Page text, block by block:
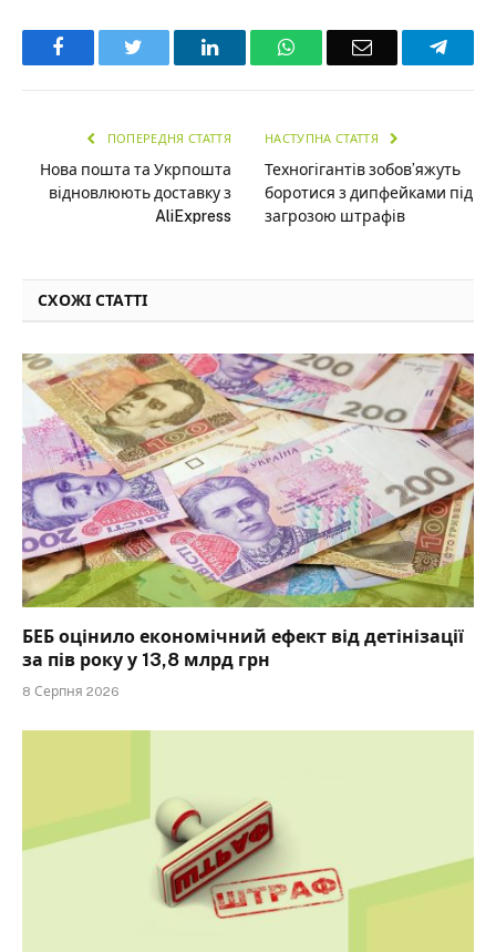
Facebook LinkedInWhatsAppEmail
ПОПЕРЕДНЯ СТАТТЯ
Нова пошта та Укрпошта
відновлюють доставку з
AliExpress
НАСТУПНА СТАТТЯ
Техногігантів зобов’яжуть
боротися з дипфейками під
загрозою штрафів
СХОЖІ СТАТТІ
БЕБ оцінило економічний ефект від детінізації
за пів року у 13,8 млрд грн
8 Серпня 2026